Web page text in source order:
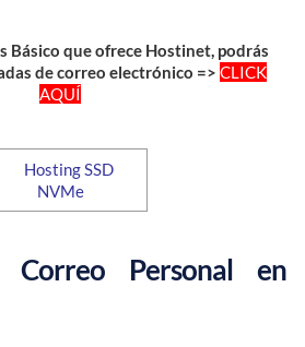
Básico que ofrece Hostinet, podrás
de correo electrónico => CLICK
AQUÍ
Correo Personal en